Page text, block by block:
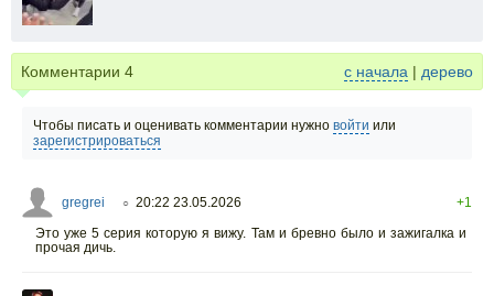
Комментарии 4 с начала | дерево
Чтобы писать и оценивать комментарии нужно войти или
зарегистрироваться
gregrei ○ 20:22 23.05.2026
+1
Это уже 5 серия которую я вижу. Там и бревно было и зажигалка и
прочая дичь.